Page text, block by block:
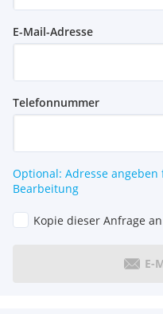
E-Mail-Adresse
Telefonnummer
Optional: Adresse
Bearbeitung
Kopie dieser Anfrage
E-